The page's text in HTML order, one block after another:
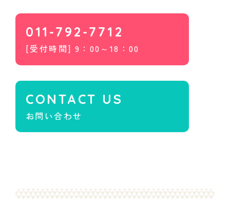
011-792-7712
CONTACT US